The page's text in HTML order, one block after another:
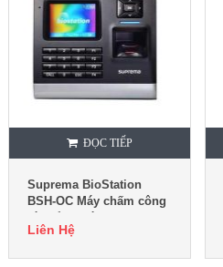
ĐỌC TIẾP
Suprema BioStation
BSH-OC Máy chấm công
Liên Hệ